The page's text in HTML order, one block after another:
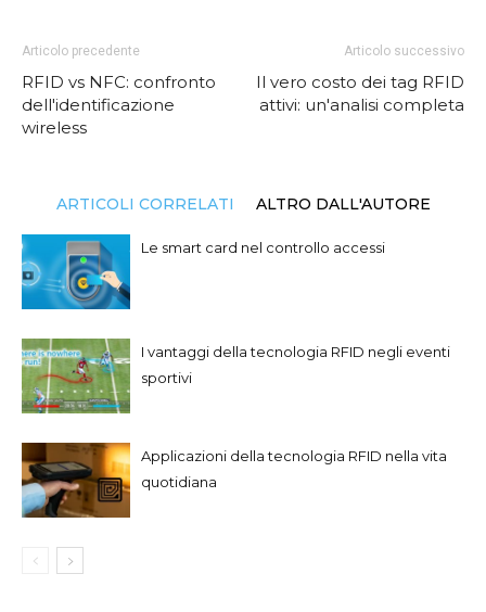
Articolo precedente
RFID vs NFC: confronto
dell'identificazione
wireless
Articolo successivo
Il vero costo dei tag RFID
attivi: un'analisi completa
ARTICOLI CORRELATI ALTRO DALL'AUTORE
Le smart card nel controllo accessi
I vantaggi della tecnologia RFID negli eventi
sportivi
Applicazioni della tecnologia RFID nella vita
quotidiana